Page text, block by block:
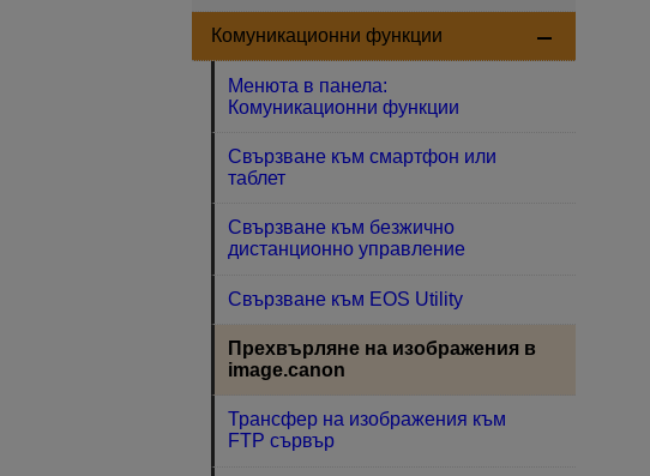
Комуникационни функции
Менюта в панела:
Комуникационни функции
Свързване към смартфон или
таблет
Свързване към безжично
дистанционно управление
Свързване към EOS Utility
Прехвърляне на изображения в
image.canon
Трансфер на изображения към
FTP сървър